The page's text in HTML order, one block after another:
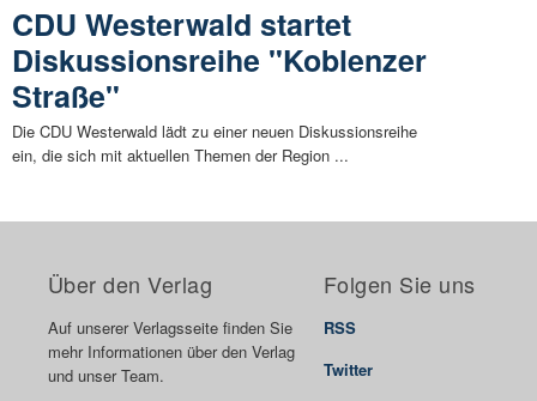
CDU Westerwald startet
Diskussionsreihe "Koblenzer
Straße"
Die CDU Westerwald lädt zu einer neuen Diskussionsreihe
ein, die sich mit aktuellen Themen der Region ...
Über den Verlag
Auf unserer Verlagsseite finden Sie
mehr Informationen über den Verlag
und unser Team.
Folgen Sie uns
RSS
Twitter